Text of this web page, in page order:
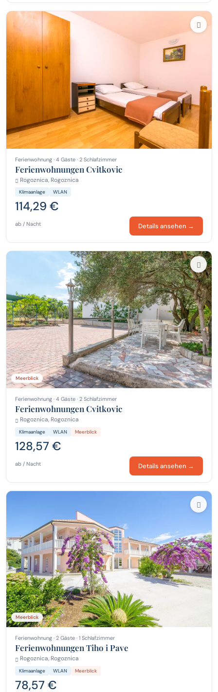
Ferienwohnung · 4 Gäste · 2 Schlafzimmer
Ferienwohnungen Cvitkovic
Rogoznica, Rogoznica
Klimaanlage WLAN
114,29 €
ab / Nacht Details ansehen →
Meerblick
Ferienwohnung · 4 Gäste · 2 Schlafzimmer
Ferienwohnungen Cvitkovic
Rogoznica, Rogoznica
Klimaanlage WLAN Meerblick
128,57 €
ab / Nacht Details ansehen →
Meerblick
Ferienwohnung · 2 Gäste · 1 Schlafzimmer
Ferienwohnungen Tiho i Pave
Rogoznica, Rogoznica
Klimaanlage WLAN Meerblick
78,57 €